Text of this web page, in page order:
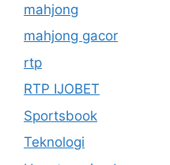
mahjong
mahjong gacor
rtp
RTP IJOBET
Sportsbook
Teknologi